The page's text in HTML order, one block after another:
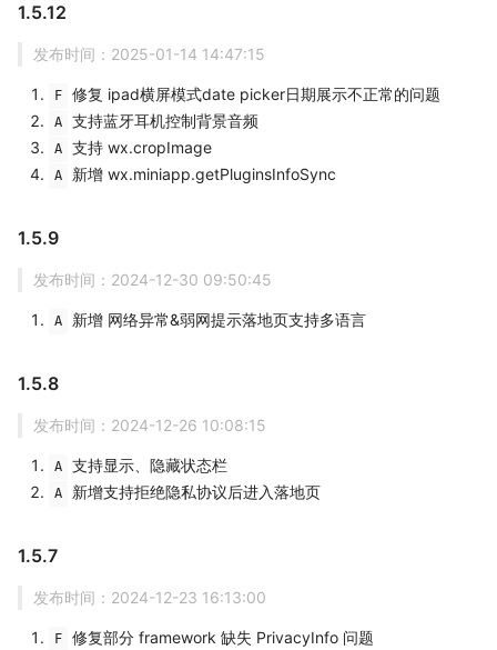
1.5.12
发布时间：2025-01-14 14:47:15
F 修复 ipad横屏模式date picker日期展示不正常的问题
A 支持蓝牙耳机控制背景音频
A 支持 wx.cropImage
A 新增 wx.miniapp.getPluginsInfoSync
1.5.9
发布时间：2024-12-30 09:50:45
A 新增 网络异常&弱网提示落地页支持多语言
1.5.8
发布时间：2024-12-26 10:08:15
A 支持显示、隐藏状态栏
A 新增支持拒绝隐私协议后进入落地页
1.5.7
发布时间：2024-12-23 16:13:00
F 修复部分 framework 缺失 PrivacyInfo 问题